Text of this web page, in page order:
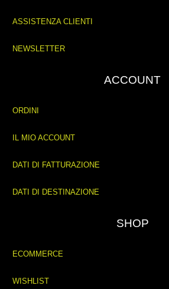
ASSISTENZA CLIENTI
NEWSLETTER
ACCOUNT
ORDINI
IL MIO ACCOUNT
DATI DI FATTURAZIONE
DATI DI DESTINAZIONE
SHOP
ECOMMERCE
WISHLIST